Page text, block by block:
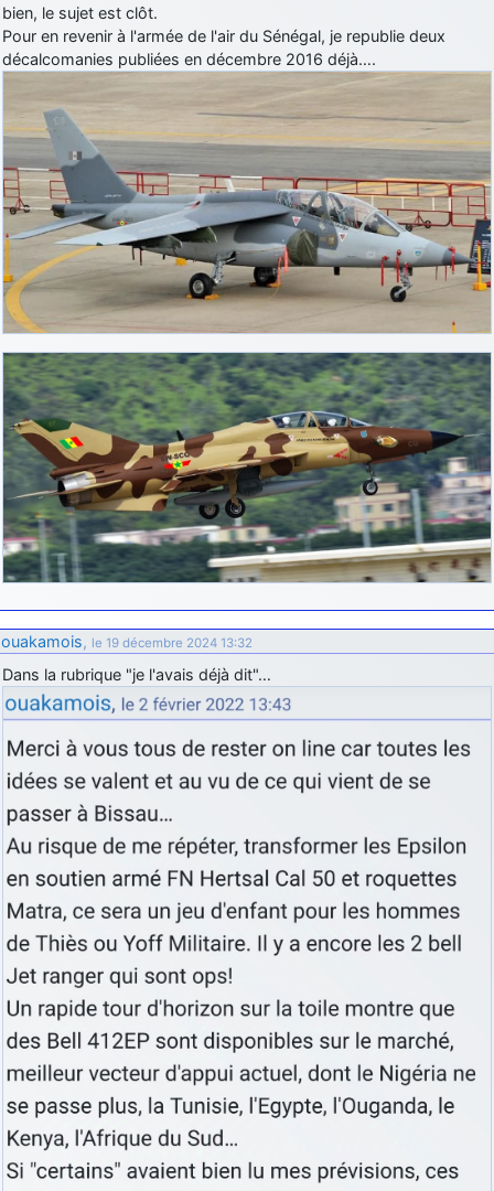
bien, le sujet est clôt.
Pour en revenir à l'armée de l'air du Sénégal, je republie deux
décalcomanies publiées en décembre 2016 déjà….
ouakamois, le 19 décembre 2024 13:32
Dans la rubrique "je l'avais déjà dit"…